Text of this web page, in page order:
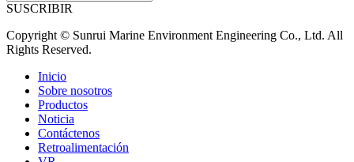
SUSCRIBIR
Copyright © Sunrui Marine Environment Engineering Co., Ltd. All
Rights Reserved.
Inicio
Sobre nosotros
Productos
Noticia
Contáctenos
Retroalimentación